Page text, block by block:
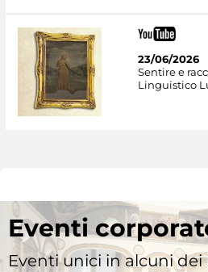
23/06/2026
Sentire e
Linguistico
Eventi
Eventi unici in alcuni